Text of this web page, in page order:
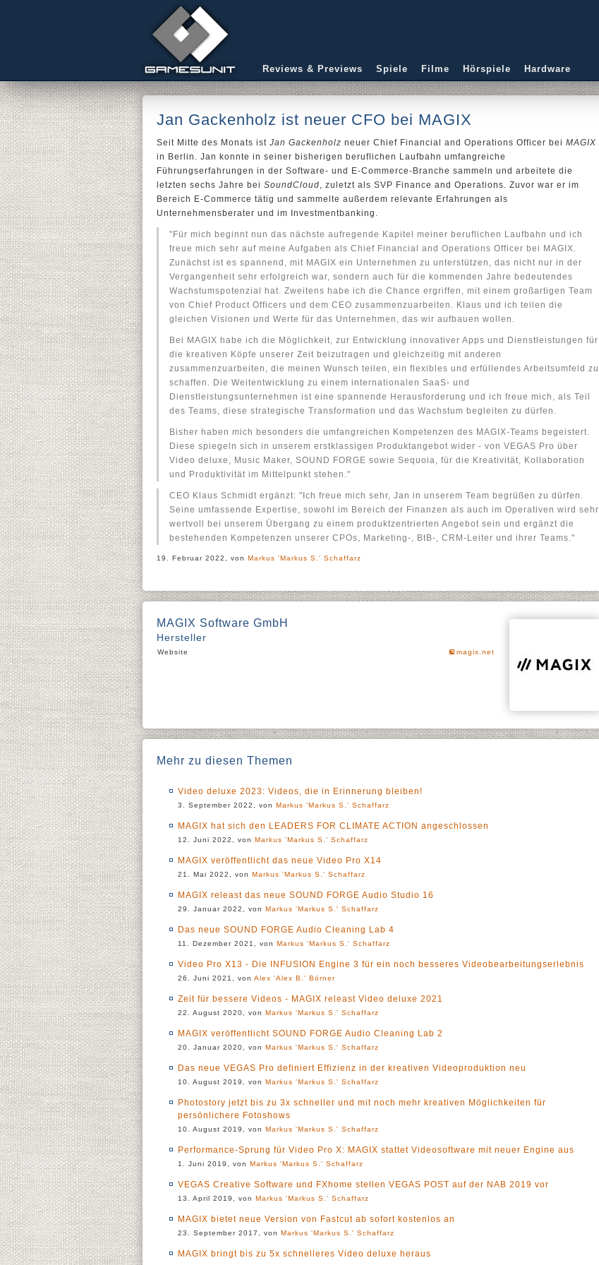
Reviews & Previews Spiele Filme Hörspiele Hardware
Jan Gackenholz ist neuer CFO bei MAGIX
Seit Mitte des Monats ist Jan Gackenholz neuer Chief Financial and Operations Officer bei MAGIX
in Berlin. Jan konnte in seiner bisherigen beruflichen Laufbahn umfangreiche
Führungserfahrungen in der Software- und E-Commerce-Branche sammeln und arbeitete die
letzten sechs Jahre bei SoundCloud, zuletzt als SVP Finance and Operations. Zuvor war er im
Bereich E-Commerce tätig und sammelte außerdem relevante Erfahrungen als
Unternehmensberater und im Investmentbanking.
"Für mich beginnt nun das nächste aufregende Kapitel meiner beruflichen Laufbahn und ich
freue mich sehr auf meine Aufgaben als Chief Financial and Operations Officer bei MAGIX.
Zunächst ist es spannend, mit MAGIX ein Unternehmen zu unterstützen, das nicht nur in der
Vergangenheit sehr erfolgreich war, sondern auch für die kommenden Jahre bedeutendes
Wachstumspotenzial hat. Zweitens habe ich die Chance ergriffen, mit einem großartigen Team
von Chief Product Officers und dem CEO zusammenzuarbeiten. Klaus und ich teilen die
gleichen Visionen und Werte für das Unternehmen, das wir aufbauen wollen.
Bei MAGIX habe ich die Möglichkeit, zur Entwicklung innovativer Apps und Dienstleistungen für
die kreativen Köpfe unserer Zeit beizutragen und gleichzeitig mit anderen
zusammenzuarbeiten, die meinen Wunsch teilen, ein flexibles und erfüllendes Arbeitsumfeld zu
schaffen. Die Weitentwicklung zu einem internationalen SaaS- und
Dienstleistungsunternehmen ist eine spannende Herausforderung und ich freue mich, als Teil
des Teams, diese strategische Transformation und das Wachstum begleiten zu dürfen.
Bisher haben mich besonders die umfangreichen Kompetenzen des MAGIX-Teams begeistert.
Diese spiegeln sich in unserem erstklassigen Produktangebot wider - von VEGAS Pro über
Video deluxe, Music Maker, SOUND FORGE sowie Sequoia, für die Kreativität, Kollaboration
und Produktivität im Mittelpunkt stehen."
CEO Klaus Schmidt ergänzt: "Ich freue mich sehr, Jan in unserem Team begrüßen zu dürfen.
Seine umfassende Expertise, sowohl im Bereich der Finanzen als auch im Operativen wird sehr
wertvoll bei unserem Übergang zu einem produktzentrierten Angebot sein und ergänzt die
bestehenden Kompetenzen unserer CPOs, Marketing-, BtB-, CRM-Leiter und ihrer Teams."
19. Februar 2022, von Markus 'Markus S.' Schaffarz
MAGIX Software GmbH
Hersteller
Website magix.net
Mehr zu diesen Themen
Video deluxe 2023: Videos, die in Erinnerung bleiben!
3. September 2022, von Markus 'Markus S.' Schaffarz
MAGIX hat sich den LEADERS FOR CLIMATE ACTION angeschlossen
12. Juni 2022, von Markus 'Markus S.' Schaffarz
MAGIX veröffentlicht das neue Video Pro X14
21. Mai 2022, von Markus 'Markus S.' Schaffarz
MAGIX releast das neue SOUND FORGE Audio Studio 16
29. Januar 2022, von Markus 'Markus S.' Schaffarz
Das neue SOUND FORGE Audio Cleaning Lab 4
11. Dezember 2021, von Markus 'Markus S.' Schaffarz
Video Pro X13 - Die INFUSION Engine 3 für ein noch besseres Videobearbeitungserlebnis
26. Juni 2021, von Alex 'Alex B.' Börner
Zeit für bessere Videos - MAGIX releast Video deluxe 2021
22. August 2020, von Markus 'Markus S.' Schaffarz
MAGIX veröffentlicht SOUND FORGE Audio Cleaning Lab 2
20. Januar 2020, von Markus 'Markus S.' Schaffarz
Das neue VEGAS Pro definiert Effizienz in der kreativen Videoproduktion neu
10. August 2019, von Markus 'Markus S.' Schaffarz
Photostory jetzt bis zu 3x schneller und mit noch mehr kreativen Möglichkeiten für
persönlichere Fotoshows
10. August 2019, von Markus 'Markus S.' Schaffarz
Performance-Sprung für Video Pro X: MAGIX stattet Videosoftware mit neuer Engine aus
1. Juni 2019, von Markus 'Markus S.' Schaffarz
VEGAS Creative Software und FXhome stellen VEGAS POST auf der NAB 2019 vor
13. April 2019, von Markus 'Markus S.' Schaffarz
MAGIX bietet neue Version von Fastcut ab sofort kostenlos an
23. September 2017, von Markus 'Markus S.' Schaffarz
MAGIX bringt bis zu 5x schnelleres Video deluxe heraus